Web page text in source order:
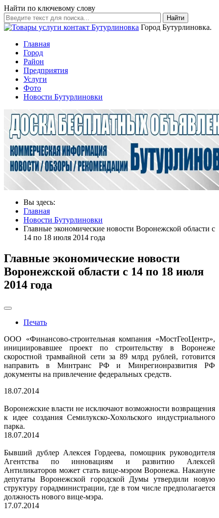
Найти по ключевому слову
Найти
Город Бутурлиновка.
Главная
Город
Район
Предприятия
Услуги
Фото
Новости Бутурлиновки
Вы здесь:
Главная
Новости Бутурлиновки
Главные экономические новости Воронежской области с
14 по 18 июля 2014 года
Главные экономические новости
Воронежской области с 14 по 18 июля
2014 года
Печать
ООО «Финансово-строительная компания «МостГеоЦентр»,
инициировавшее проект по строительству в Воронеже
скоростной трамвайной сети за 89 млрд рублей, готовится
направить в Минтранс РФ и Минрегионразвития РФ
документы на привлечение федеральных средств.
18.07.2014
Воронежские власти не исключают возможности возвращения
к идее создания Семилукско-Хохольского индустриального
парка.
18.07.2014
Бывший дублер Алексея Гордеева, помощник руководителя
Агентства по инновациям и развитию Алексей
Антиликаторов может стать вице-мэром Воронежа. Накануне
депутаты Воронежской городской Думы утвердили новую
структуру горадминистрации, где в том числе предполагается
должность нового вице-мэра.
17.07.2014